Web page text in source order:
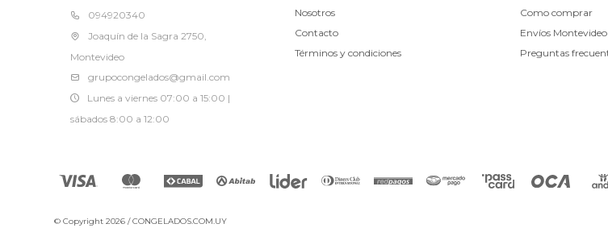
094920340
Joaquín de la Sagra 2750,
Montevideo
grupocongelados@gmail.com
Lunes a viernes 07:00 a 15:00 |
sábados 8:00 a 12:00
Nosotros
Contacto
Términos y condiciones
Como comprar
Envíos
Preguntas
© Copyright 2026 / CONGELADOS.COM.UY